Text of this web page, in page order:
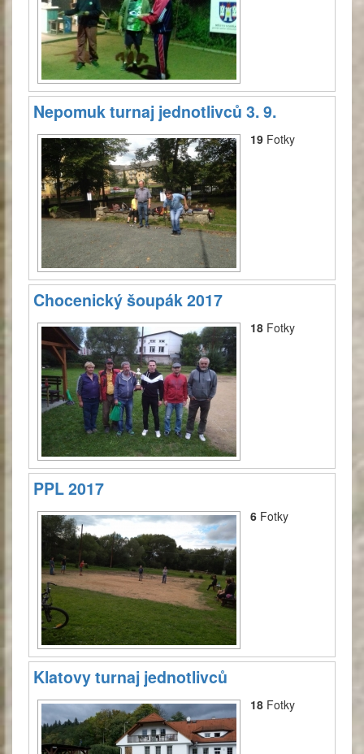
Nepomuk turnaj jednotlivců 3. 9.
19 Fotky
Chocenický šoupák 2017
18 Fotky
PPL 2017
6 Fotky
Klatovy turnaj jednotlivců
18 Fotky